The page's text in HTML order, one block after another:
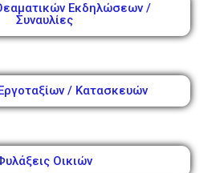
Εκδηλώσεων /
Συναυλίες
/ Κατασκευών
Οικιών